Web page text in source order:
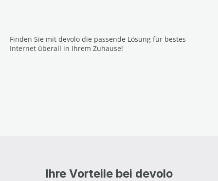
Finden Sie mit devolo die passende Lösung für bestes
Internet überall in Ihrem Zuhause!
Ihre Vorteile bei devolo